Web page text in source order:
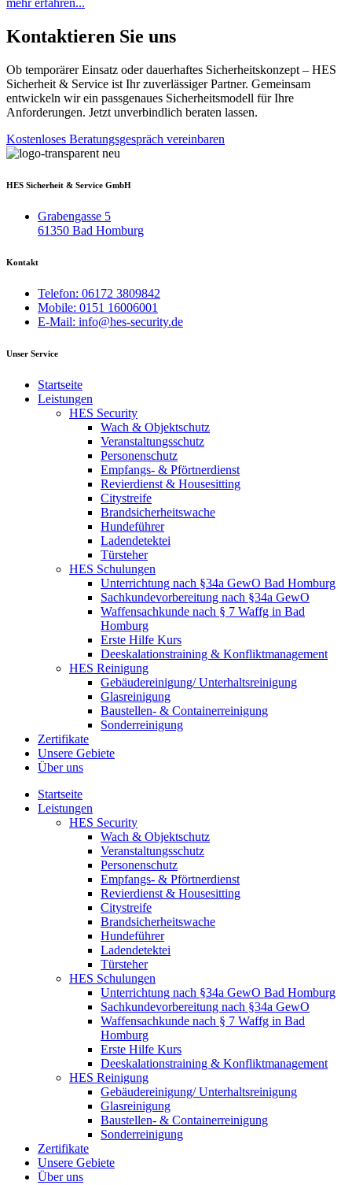
mehr erfahren...
Kontaktieren Sie uns
Ob temporärer Einsatz oder dauerhaftes Sicherheitskonzept – HES
Sicherheit & Service ist Ihr zuverlässiger Partner. Gemeinsam
entwickeln wir ein passgenaues Sicherheitsmodell für Ihre
Anforderungen. Jetzt unverbindlich beraten lassen.
Kostenloses Beratungsgespräch vereinbaren
HES Sicherheit & Service GmbH
Grabengasse 5
61350 Bad Homburg
Kontakt
Telefon: 06172 3809842
Mobile: 0151 16006001
E-Mail: info@hes-security.de
Unser Service
Startseite
Leistungen
HES Security
Wach & Objektschutz
Veranstaltungsschutz
Personenschutz
Empfangs- & Pförtnerdienst
Revierdienst & Housesitting
Citystreife
Brandsicherheitswache
Hundeführer
Ladendetektei
Türsteher
HES Schulungen
Unterrichtung nach §34a GewO Bad Homburg
Sachkundevorbereitung nach §34a GewO
Waffensachkunde nach § 7 Waffg in Bad
Homburg
Erste Hilfe Kurs
Deeskalationstraining & Konfliktmanagement
HES Reinigung
Gebäudereinigung/ Unterhaltsreinigung
Glasreinigung
Baustellen- & Containerreinigung
Sonderreinigung
Zertifikate
Unsere Gebiete
Über uns
Startseite
Leistungen
HES Security
Wach & Objektschutz
Veranstaltungsschutz
Personenschutz
Empfangs- & Pförtnerdienst
Revierdienst & Housesitting
Citystreife
Brandsicherheitswache
Hundeführer
Ladendetektei
Türsteher
HES Schulungen
Unterrichtung nach §34a GewO Bad Homburg
Sachkundevorbereitung nach §34a GewO
Waffensachkunde nach § 7 Waffg in Bad
Homburg
Erste Hilfe Kurs
Deeskalationstraining & Konfliktmanagement
HES Reinigung
Gebäudereinigung/ Unterhaltsreinigung
Glasreinigung
Baustellen- & Containerreinigung
Sonderreinigung
Zertifikate
Unsere Gebiete
Über uns